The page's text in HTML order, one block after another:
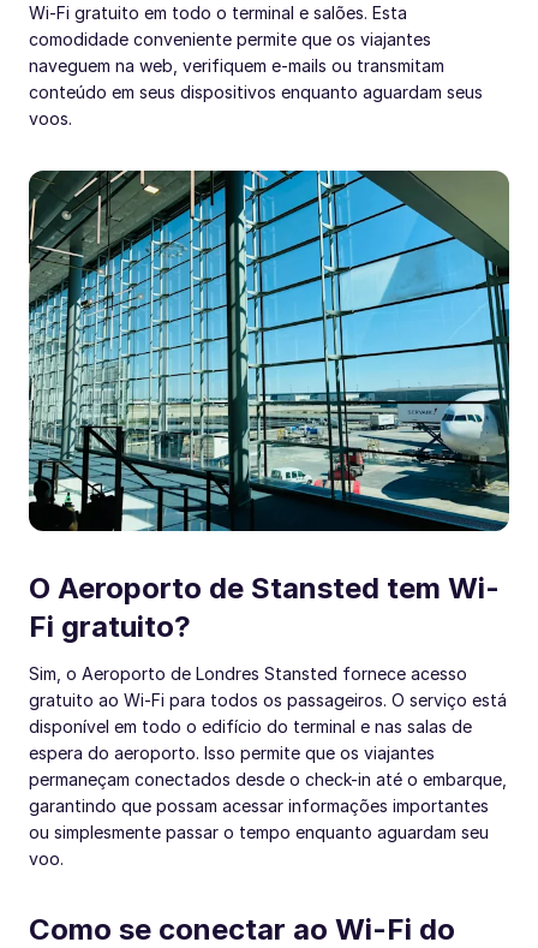
Wi-Fi gratuito em todo o terminal e salões. Esta
comodidade conveniente permite que os viajantes
naveguem na web, verifiquem e-mails ou transmitam
conteúdo em seus dispositivos enquanto aguardam seus
voos.
O Aeroporto de Stansted tem Wi-
Fi gratuito?
Sim, o Aeroporto de Londres Stansted fornece acesso
gratuito ao Wi-Fi para todos os passageiros. O serviço está
disponível em todo o edifício do terminal e nas salas de
espera do aeroporto. Isso permite que os viajantes
permaneçam conectados desde o check-in até o embarque,
garantindo que possam acessar informações importantes
ou simplesmente passar o tempo enquanto aguardam seu
voo.
Como se conectar ao Wi-Fi do